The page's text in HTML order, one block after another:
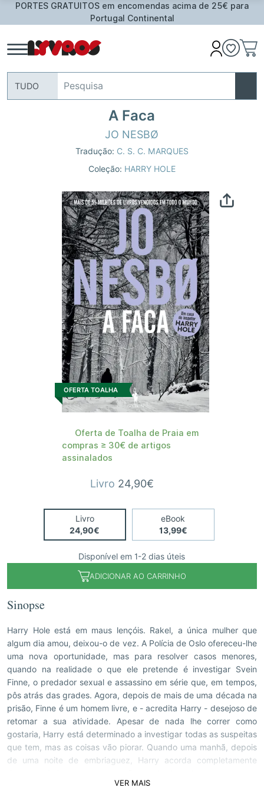
PORTES GRATUITOS em encomendas acima de 25€ para
Portugal Continental
TUDO
A Faca
JO NESBØ
Tradução: C. S. C. MARQUES
Coleção: HARRY HOLE
OFERTA TOALHA
Oferta de Toalha de Praia em
compras ≥ 30€ de artigos
assinalados
Livro 24,90€
Livro
24,90€
eBook
13,99€
Disponível em 1-2 dias úteis
ADICIONAR AO CARRINHO
Sinopse
Harry Hole está em maus lençóis. Rakel, a única mulher que
algum dia amou, deixou-o de vez. A Polícia de Oslo ofereceu-lhe
uma nova oportunidade, mas para resolver casos menores,
quando na realidade o que ele pretende é investigar Svein
Finne, o predador sexual e assassino em série que, em tempos,
pôs atrás das grades. Agora, depois de mais de uma década na
prisão, Finne é um homem livre, e - acredita Harry - desejoso de
retomar a sua atividade. Apesar de nada lhe correr como
gostaria, Harry está determinado a investigar todas as suspeitas
que tem, mas as coisas vão piorar. Quando uma manhã, depois
de uma noite de embriaguez, Harry acorda completamente
claramente, não é seu, percebe que algo de estranho se passou.
VER MAIS